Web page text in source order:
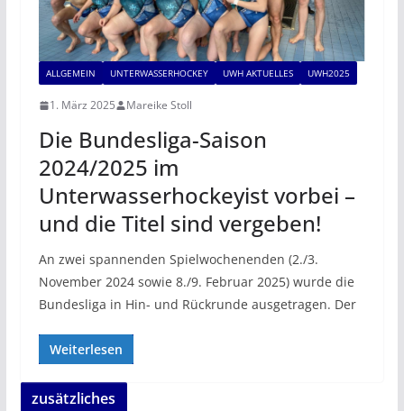
ALLGEMEIN UNTERWASSERHOCKEY UWH AKTUELLES UWH2025
1. März 2025 Mareike Stoll
Die Bundesliga-Saison
2024/2025 im
Unterwasserhockeyist vorbei –
und die Titel sind vergeben!
An zwei spannenden Spielwochenenden (2./3.
November 2024 sowie 8./9. Februar 2025) wurde die
Bundesliga in Hin- und Rückrunde ausgetragen. Der
Weiterlesen
zusätzliches